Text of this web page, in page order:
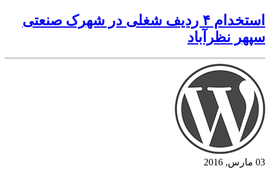
استخدام ۴ ردیف شغلی در شهرک صنعتی
سپهر نظرآباد
03 مارس, 2016